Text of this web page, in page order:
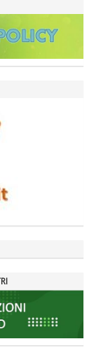
le
della stagione